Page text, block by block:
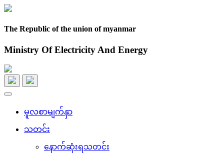
The Republic of the union of myanmar
Ministry Of Electricity And Energy
Toggle
မူလစာမျက်နှာ
သတင်း
နောက်ဆုံးရသတင်း